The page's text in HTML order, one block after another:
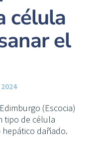
célula
el
2024
(Escocia)
tipo de célula
dañado.